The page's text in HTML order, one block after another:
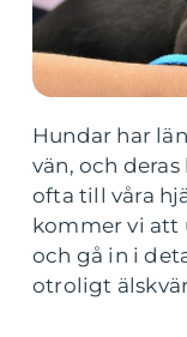
Hundar har
vän, och
ofta till våra
kommer vi att
och gå in i
otroligt